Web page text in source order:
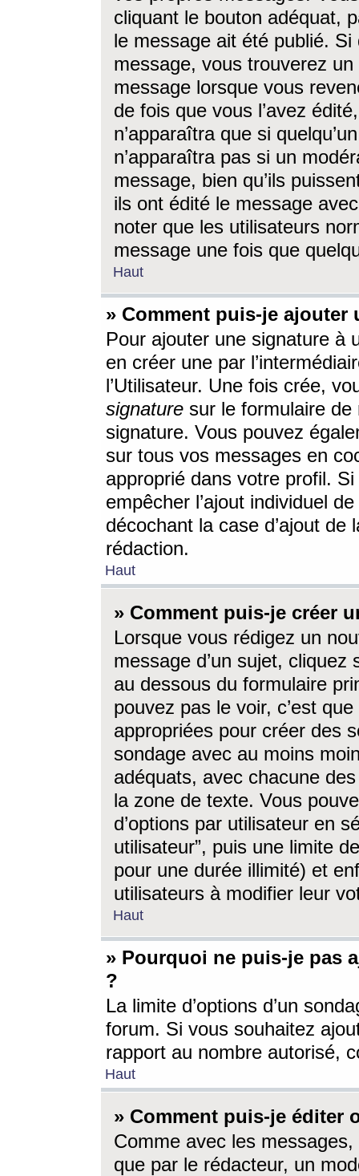
cliquant le bouton adéquat,
le message ait été publié. Si
message, vous trouverez
message lorsque vous
de fois que vous l’avez
n’apparaîtra que si
n’apparaîtra pas si un
message, bien qu’ils
ils ont édité le message
noter que les utilisateurs
message une fois que
Haut
» Comment puis-je ajouter
Pour ajouter une signature à
en créer une par
l’Utilisateur. Une fois crée,
signature sur le formulaire de
signature. Vous pouvez
sur tous vos messages en
approprié dans votre profil.
empêcher l’ajout individuel
décochant la case d’ajout
rédaction.
Haut
» Comment puis-je créer
Lorsque vous rédigez un
message d’un sujet, cliquez
au dessous du formulaire
pouvez pas le voir, c’est
appropriées pour créer des
sondage avec au moins
adéquats, avec chacune
la zone de texte. Vous
d’options par utilisateur en
utilisateur”, puis une limite
pour une durée illimité) et
utilisateurs à modifier leur
Haut
» Pourquoi ne puis-je pas
?
La limite d’options d’un
forum. Si vous souhaitez
rapport au nombre autorisé,
Haut
» Comment puis-je éditer
Comme avec les
que par le rédacteur, un